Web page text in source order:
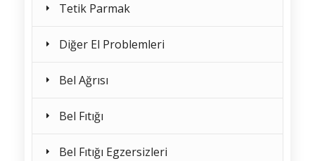
Tetik Parmak
Diğer El Problemleri
Bel Ağrısı
Bel Fıtığı
Bel Fıtığı Egzersizleri